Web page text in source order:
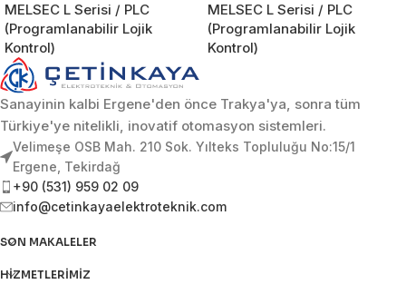
MELSEC L Serisi / PLC
(Programlanabilir Lojik
Kontrol)
MELSEC L Serisi / PLC
(Programlanabilir Lojik
Kontrol)
Sanayinin kalbi Ergene'den önce Trakya'ya, sonra tüm
Türkiye'ye nitelikli, inovatif otomasyon sistemleri.
Velimeşe OSB Mah. 210 Sok. Yılteks Topluluğu No:15/1
Ergene, Tekirdağ
+90 (531) 959 02 09
info@cetinkayaelektroteknik.com
SON MAKALELER
HIZMETLERIMIZ